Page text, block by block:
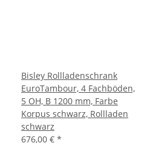
Bisley Rollladenschrank
EuroTambour, 4 Fachböden,
5 OH, B 1200 mm, Farbe
Korpus schwarz, Rollladen
schwarz
676,00 € *